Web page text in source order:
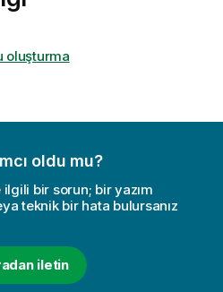
oluşturma
oldu mu?
bir sorun; bir yazım
teknik bir hata bulursanız
iletin